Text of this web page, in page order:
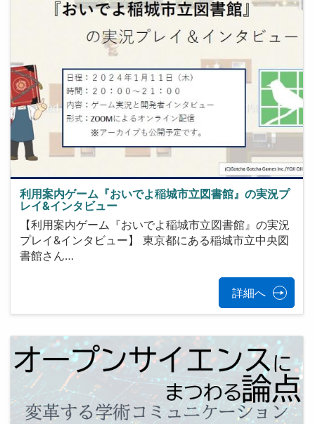
利用案内ゲーム『おいでよ稲城市立図書館』の実況プ
レイ&インタビュー
【利用案内ゲーム『おいでよ稲城市立図書館』の実況
プレイ&インタビュー】 東京都にある稲城市立中央図
書館さん…
詳細へ